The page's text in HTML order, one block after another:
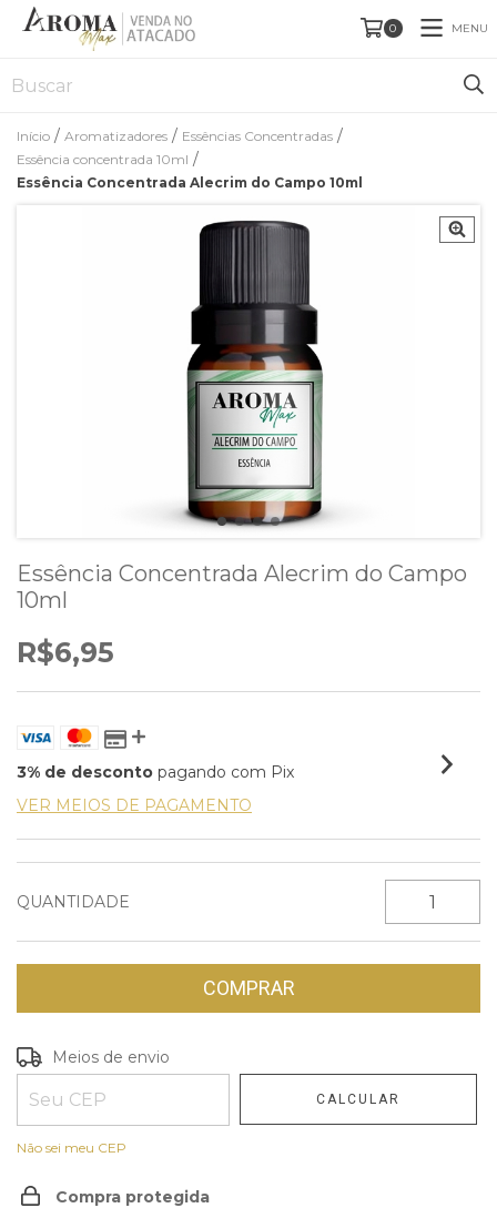
0 MENU
Início / Aromatizadores / Essências Concentradas /
Essência concentrada 10ml /
Essência Concentrada Alecrim do Campo 10ml
Essência Concentrada Alecrim do Campo
10ml
R$6,95
3% de desconto pagando com Pix
VER MEIOS DE PAGAMENTO
QUANTIDADE
Entregas para o CEP:
Meios de envio
CALCULAR
Não sei meu CEP
Compra protegida